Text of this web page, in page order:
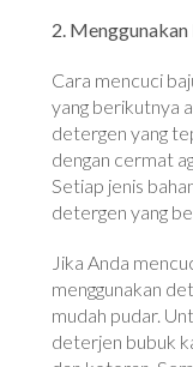
2.
Cara mencuci
yang berikutnya
detergen yang
dengan cermat
Setiap jenis
detergen yang
Jika Anda
menggunakan
mudah pudar.
deterjen bubuk